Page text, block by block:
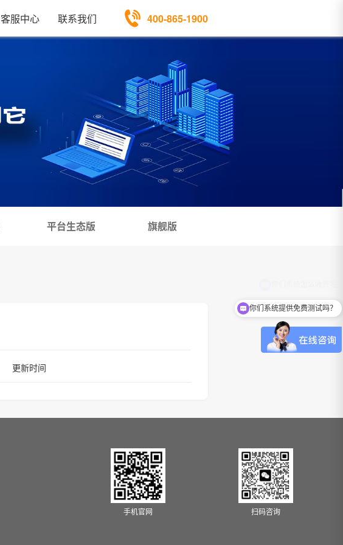
客服中心 联系我们 400-865-1900
平台生态版 旗舰版
更新时间
手机官网 扫码咨询
你们系统提供免费测试吗？